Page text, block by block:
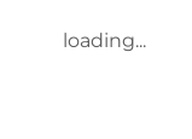
loading...